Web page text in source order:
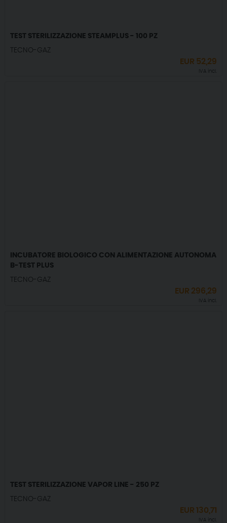
TEST STERILIZZAZIONE STEAMPLUS - 100 PZ
TECNO-GAZ
EUR 52,29
IVA incl.
INCUBATORE BIOLOGICO CON ALIMENTAZIONE AUTONOMA
B-TEST PLUS
TECNO-GAZ
EUR 296,29
IVA incl.
TEST STERILIZZAZIONE VAPOR LINE - 250 PZ
TECNO-GAZ
EUR130,71
IVA incl.